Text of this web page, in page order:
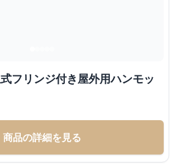
フリンジ付き屋外用ハンモッ
商品の詳細を見る